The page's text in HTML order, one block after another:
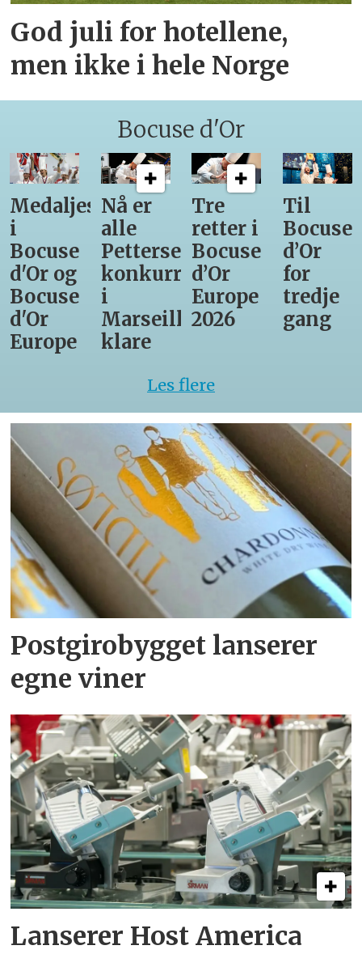
God juli for hotellene,
men ikke i hele Norge
Bocuse d'Or
Medaljestatistikk
i
Bocuse
d'Or og
Bocuse
d'Or
Europe
Nå er
alle
Pettersens
konkurrenter
i
Marseille
klare
Tre
retter i
Bocuse
d’Or
Europe
2026
Til
Bocuse
d’Or
for
tredje
gang
Les flere
Postgirobygget lanserer
egne viner
Lanserer Host America